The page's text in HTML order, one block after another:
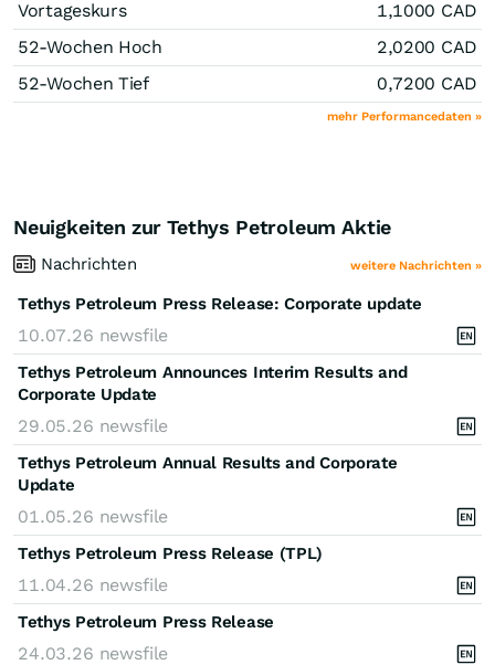
Vortageskurs 1,1000 CAD
52-Wochen Hoch
2,0200 CAD
52-Wochen Tief
0,7200 CAD
mehr Performancedaten »
Neuigkeiten zur Tethys Petroleum Aktie
Nachrichten weitere Nachrichten »
Tethys Petroleum Press Release: Corporate update
10.07.26 newsfile
Tethys Petroleum Announces Interim Results and
Corporate Update
29.05.26 newsfile
Tethys Petroleum Annual Results and Corporate
Update
01.05.26 newsfile
Tethys Petroleum Press Release (TPL)
11.04.26 newsfile
Tethys Petroleum Press Release
24.03.26 newsfile